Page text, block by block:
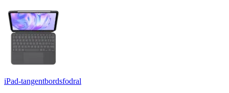
iPad-tangentbordsfodral